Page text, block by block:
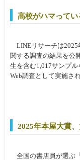
高校がハマって
LINEリサーチは2025
関する調査の結果を公
生を含む1,017サンプ
Web調査として実施さ
2025年本屋大賞
全国の書店員が選ぶ